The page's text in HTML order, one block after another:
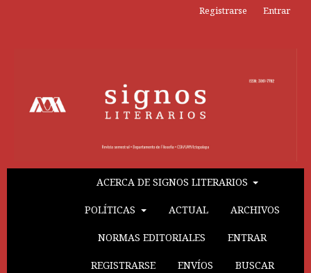
ACERCA DE SIGNOS LITERARIOS
POLÍTICAS ACTUAL ARCHIVOS
NORMAS EDITORIALES ENTRAR
REGISTRARSE ENVÍOS BUSCAR
Registrarse Entrar